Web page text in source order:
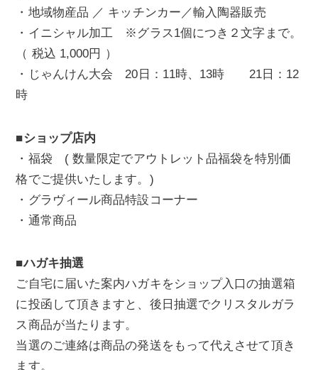
・地域物産品 ／ キッチンカー／輸入陶器販売
・イニシャル加工 ※グラス1個につき２文字まで。
（ 税込 1,000円 ）
・じゃんけん大会 20日：11時、13時 21日：12
時
■ショップ店内
・福袋 ( 数量限定でアウトレット品福袋を特別価
格でご提供いたします。)
・グラヴィール商品特設コーナー
・通常商品
■ハガキ抽選
ご自宅に届いた案内ハガキをショップ入口の抽選箱
に投函して頂きますと、後日抽選でクリスタルガラ
ス商品が当たります。
当選のご連絡は商品の発送をもって代えさせて頂き
ます。